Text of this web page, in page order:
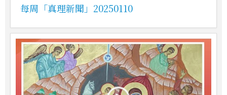
每周「真理新聞」20250110